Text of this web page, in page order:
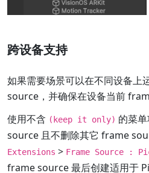
跨设备支持
如果需要场景可以在不同设备上
source，并确保在设备当前
使用不含 (keep it only) 的菜
source 且不删除其它 frame
Extensions > Frame Source :
frame source 最后创建适用于